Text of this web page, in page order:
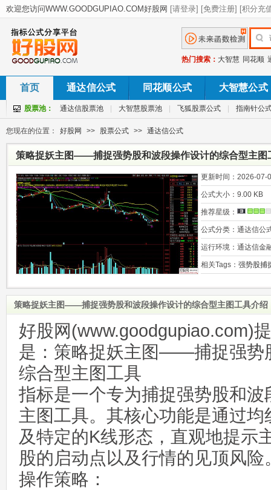
热门搜索： 大智慧 同花顺
首页 通达信公式 同花顺公式 大智慧公式
股票池： 通达信股票池 大智慧股票池 飞狐股票公式 指南针公
您现在的位置： 好股网 >> 股票公式 >> 通达信公式
策略捉妖主图——捕捉强势股和波段操作设计的综合型主图
更新时间： 2026-07-
公式大小： 9.00 KB
推荐星级：
公式分类： 通达信公
运行环境： 通达信金
相关Tags： 强势股捕
策略捉妖主图——捕捉强势股和波段操作设计的综合型主图工具介绍
好股网(www.goodgupiao.com)
是：策略捉妖主图——捕捉强势
综合型主图工具
指标是一个专为捕捉强势股和
主图工具。其核心功能是通过
及特定的K线形态，直观地提示
股的启动点以及行情的见顶风险
操作策略：